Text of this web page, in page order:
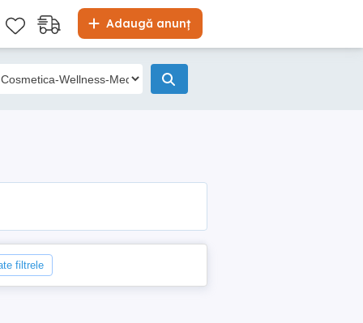
Adaugă anunț
filtrele